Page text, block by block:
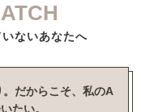
ないあなたへ
だからこそ、私のA
たい。